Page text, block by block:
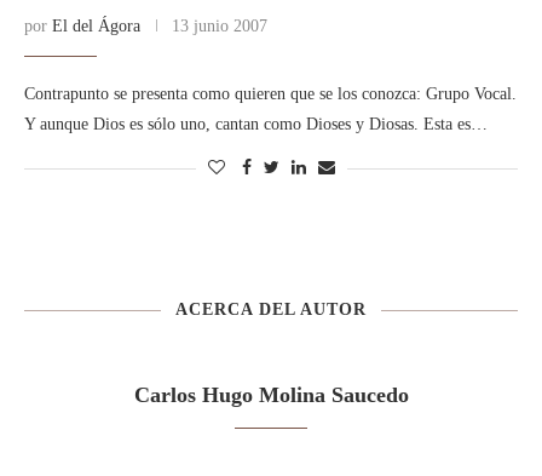
por El del Ágora 13 junio 2007
Contrapunto se presenta como quieren que se los conozca: Grupo Vocal.
Y aunque Dios es sólo uno, cantan como Dioses y Diosas. Esta es…
ACERCA DEL AUTOR
Carlos Hugo Molina Saucedo